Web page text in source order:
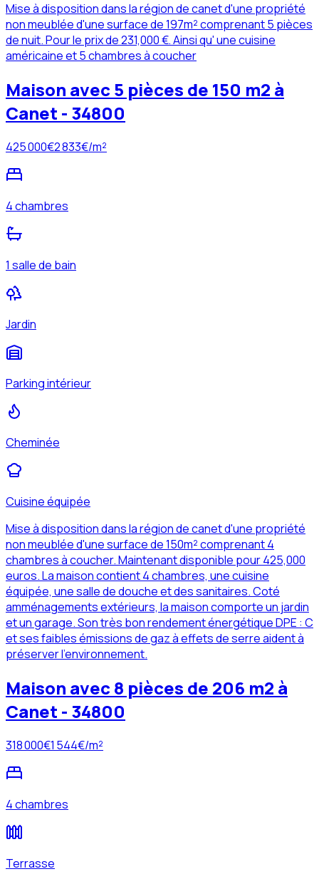
Mise à disposition dans la région de canet d'une propriété
non meublée d'une surface de 197m² comprenant 5 pièces
de nuit. Pour le prix de 231,000 €. Ainsi qu' une cuisine
américaine et 5 chambres à coucher
Maison avec 5 pièces de 150 m2 à
Canet - 34800
425 000€2 833€/m²
4 chambres
1 salle de bain
Jardin
Parking intérieur
Cheminée
Cuisine équipée
Mise à disposition dans la région de canet d'une propriété
non meublée d'une surface de 150m² comprenant 4
chambres à coucher. Maintenant disponible pour 425,000
euros. La maison contient 4 chambres, une cuisine
équipée, une salle de douche et des sanitaires. Coté
amménagements extérieurs, la maison comporte un jardin
et un garage. Son très bon rendement énergétique DPE : C
et ses faibles émissions de gaz à effets de serre aident à
préserver l'environnement.
Maison avec 8 pièces de 206 m2 à
Canet - 34800
318 000€1 544€/m²
4 chambres
Terrasse